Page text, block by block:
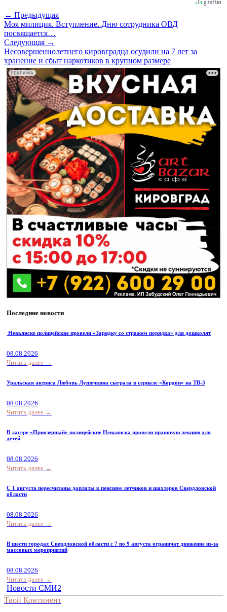
← Предыдущая
Моя милиция. Вступление. Дню сотрудника ОВД
посвящается…
Следующая →
Несовершеннолетнего кировградца осудили на 7 лет за
хранение и сбыт наркотиков в крупном размере
РЕКЛАМА
Последние новости
Невьянске полицейские провели «Зарядку со стражем порядка» для дошколят
08.08.2026
Читать далее →
Уральская актриса Любовь Лушечкина сыграла в сериале «Кордон» на ТВ-3
08.08.2026
Читать далее →
В лагере «Приозерный» полицейские Невьянска провели правовую лекцию для
детей
08.08.2026
Читать далее →
С 1 августа пересчитаны доплаты к пенсиям летчиков и шахтеров Свердловской
области
08.08.2026
Читать далее →
В шести городах Свердловской области с 7 по 9 августа ограничат движение из-за
массовых мероприятий
08.08.2026
Читать далее →
Новости СМИ2
Твой Континент